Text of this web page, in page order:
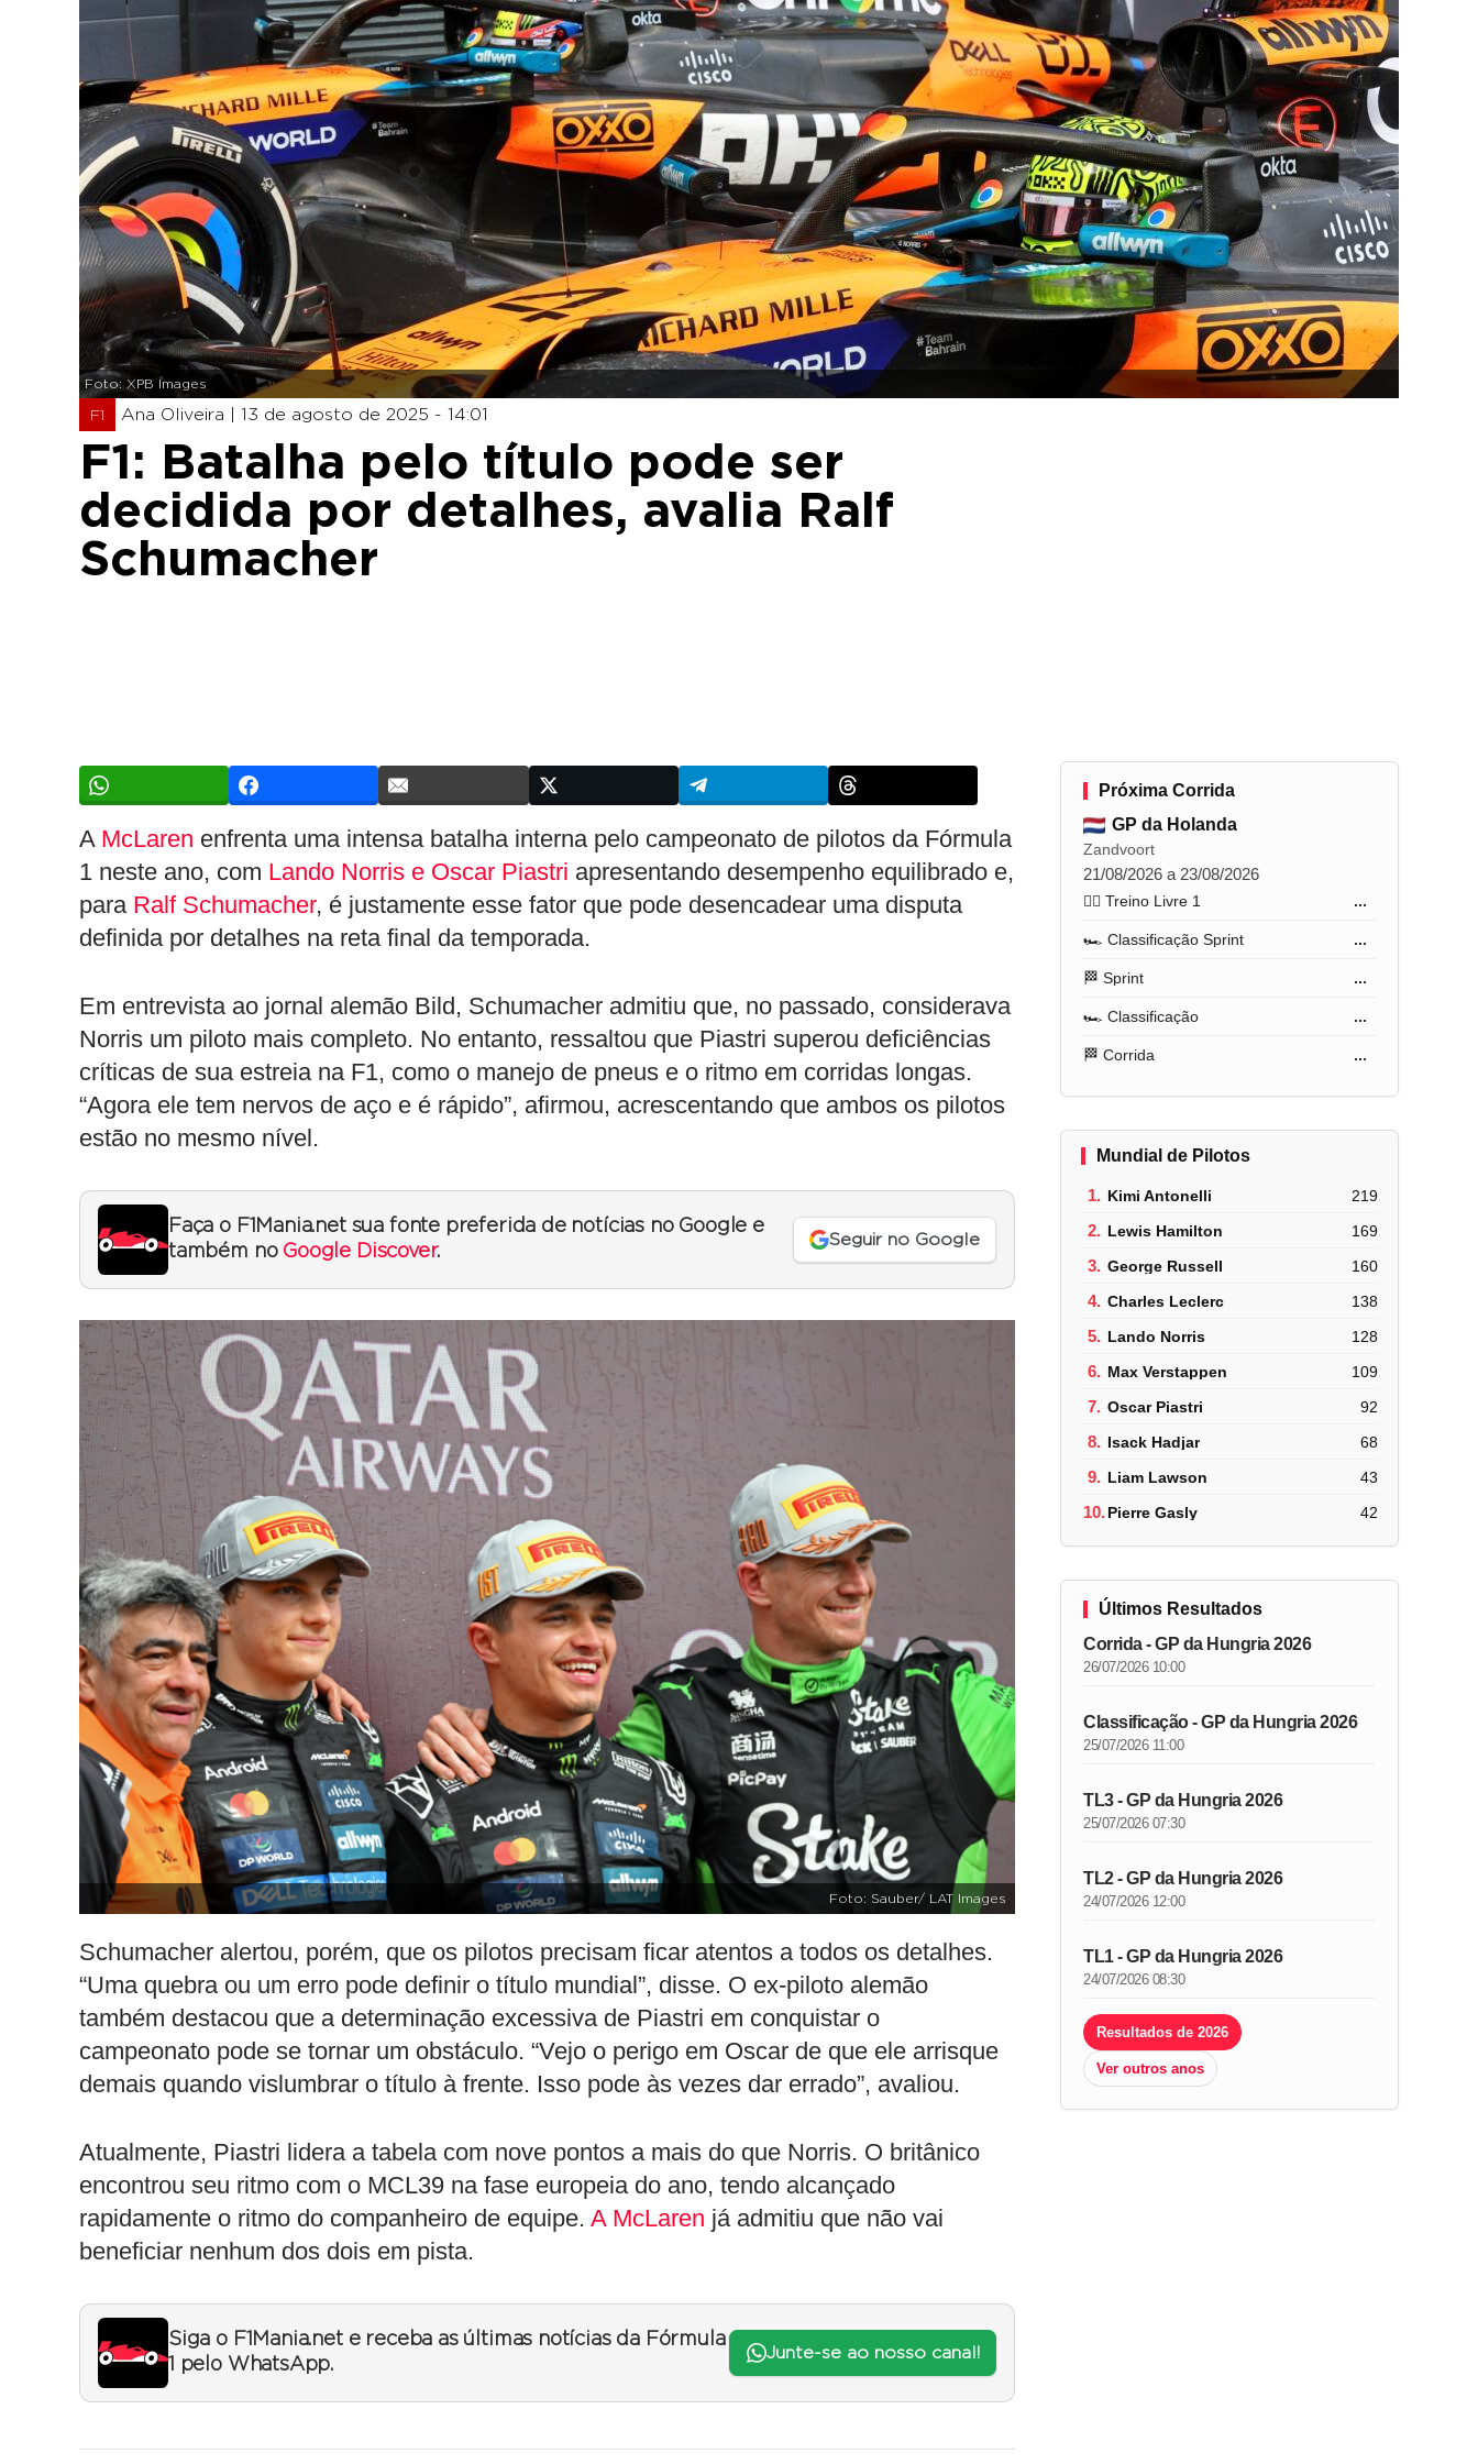
Foto: XPB Images
F1 Ana Oliveira | 13 de agosto de 2025 - 14:01
F1: Batalha pelo título pode ser
decidida por detalhes, avalia Ralf
Schumacher
A McLaren enfrenta uma intensa batalha interna pelo campeonato de pilotos da Fórmula
1 neste ano, com Lando Norris e Oscar Piastri apresentando desempenho equilibrado e,
para Ralf Schumacher, é justamente esse fator que pode desencadear uma disputa
definida por detalhes na reta final da temporada.
Em entrevista ao jornal alemão Bild, Schumacher admitiu que, no passado, considerava
Norris um piloto mais completo. No entanto, ressaltou que Piastri superou deficiências
críticas de sua estreia na F1, como o manejo de pneus e o ritmo em corridas longas.
“Agora ele tem nervos de aço e é rápido”, afirmou, acrescentando que ambos os pilotos
estão no mesmo nível.
Faça o F1Mania.net sua fonte preferida de notícias no Google e
também no Google Discover.
Seguir no Google
Foto: Sauber/ LAT Images
Schumacher alertou, porém, que os pilotos precisam ficar atentos a todos os detalhes.
“Uma quebra ou um erro pode definir o título mundial”, disse. O ex-piloto alemão
também destacou que a determinação excessiva de Piastri em conquistar o
campeonato pode se tornar um obstáculo. “Vejo o perigo em Oscar de que ele arrisque
demais quando vislumbrar o título à frente. Isso pode às vezes dar errado”, avaliou.
Atualmente, Piastri lidera a tabela com nove pontos a mais do que Norris. O britânico
encontrou seu ritmo com o MCL39 na fase europeia do ano, tendo alcançado
rapidamente o ritmo do companheiro de equipe. A McLaren já admitiu que não vai
beneficiar nenhum dos dois em pista.
Siga o F1Mania.net e receba as últimas notícias da Fórmula
1 pelo WhatsApp.
Junte-se ao nosso canal!
Próxima Corrida
GP da Holanda
Zandvoort
21/08/2026 a 23/08/2026
🏋️‍♂️ Treino Livre 1 ...
🏎️ Classificação Sprint ...
🏁 Sprint ...
🏎️ Classificação ...
🏁 Corrida ...
Mundial de Pilotos
1. Kimi Antonelli 219
2. Lewis Hamilton 169
3. George Russell 160
4. Charles Leclerc 138
5. Lando Norris 128
6. Max Verstappen 109
7. Oscar Piastri 92
8. Isack Hadjar 68
9. Liam Lawson 43
10.Pierre Gasly 42
Últimos Resultados
Corrida - GP da Hungria 2026
26/07/2026 10:00
Classificação - GP da Hungria 2026
25/07/2026 11:00
TL3 - GP da Hungria 2026
25/07/2026 07:30
TL2 - GP da Hungria 2026
24/07/2026 12:00
TL1 - GP da Hungria 2026
24/07/2026 08:30
Resultados de 2026
Ver outros anos